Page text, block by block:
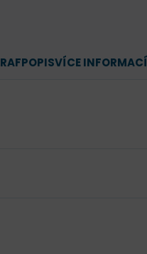
POPISVÍCE INFORMACÍ